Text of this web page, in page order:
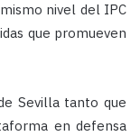
nivel del IPC
que promueven
Sevilla tanto que
en defensa